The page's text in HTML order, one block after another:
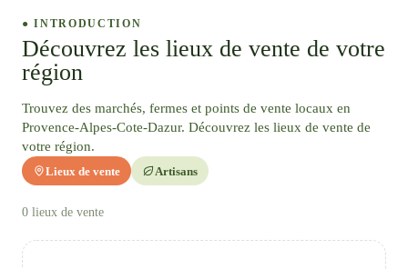
● INTRODUCTION
Découvrez les lieux de vente de votre
région
Trouvez des marchés, fermes et points de vente locaux en
Provence-Alpes-Cote-Dazur. Découvrez les lieux de vente de
votre région.
Lieux de vente Artisans
0 lieux de vente